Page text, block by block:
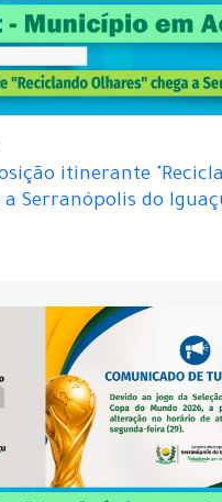
itinerante
a Serranópolis do